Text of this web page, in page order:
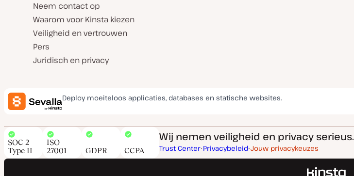
Neem contact op
Waarom voor Kinsta kiezen
Veiligheid en vertrouwen
Pers
Juridisch en privacy
Deploy moeiteloos applicaties, databases en statische websites.
Wij nemen veiligheid en privacy serieus.
Trust Center Privacybeleid Jouw privacykeuzes
SOC 2
Type II
ISO
27001
GDPR CCPA